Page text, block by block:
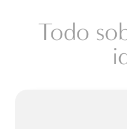
Todo